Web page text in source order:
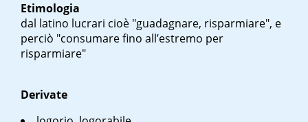
Etimologia
dal latino lucrari cioè "guadagnare, risparmiare", e
perciò "consumare fino all’estremo per
risparmiare"
Derivate